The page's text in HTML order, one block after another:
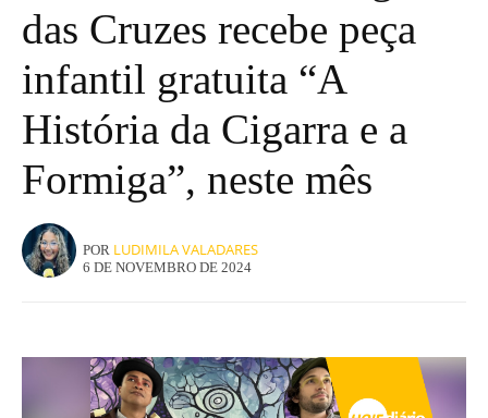
das Cruzes recebe peça
infantil gratuita “A
História da Cigarra e a
Formiga”, neste mês
POR LUDIMILA VALADARES
6 DE NOVEMBRO DE 2024